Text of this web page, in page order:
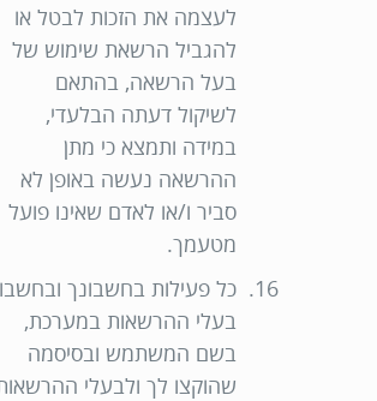
לעצמה את הזכות לבטל או
להגביל הרשאת שימוש של
בעל הרשאה, בהתאם
לשיקול דעתה הבלעדי,
במידה ותמצא כי מתן
ההרשאה נעשה באופן לא
סביר ו/או לאדם שאינו פועל
מטעמך.
כל פעילות בחשבונך
בעלי ההרשאות במערכת,
בשם המשתמש ובסיסמה
שהוקצו לך ולבעלי